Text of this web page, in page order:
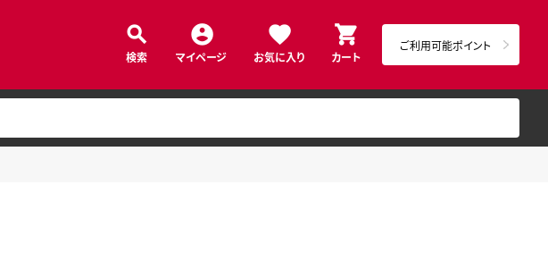
検索 マイページ お気に入り カート
ご利用可能ポイント